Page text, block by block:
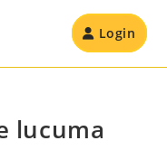
Login
lucuma